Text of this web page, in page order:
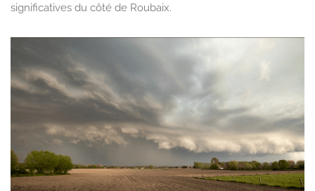
significatives du côté de Roubaix.